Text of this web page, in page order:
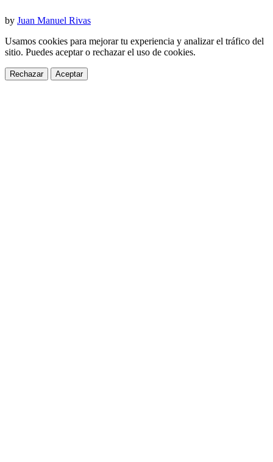
by Juan Manuel Rivas
Usamos cookies para mejorar tu experiencia y analizar el tráfico del
sitio. Puedes aceptar o rechazar el uso de cookies.
Rechazar Aceptar